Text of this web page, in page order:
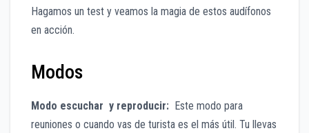
Hagamos un test y veamos la magia de estos audífonos
en acción.
Modos
Modo escuchar y reproducir: Este modo para
reuniones o cuando vas de turista es el más útil. Tu llevas